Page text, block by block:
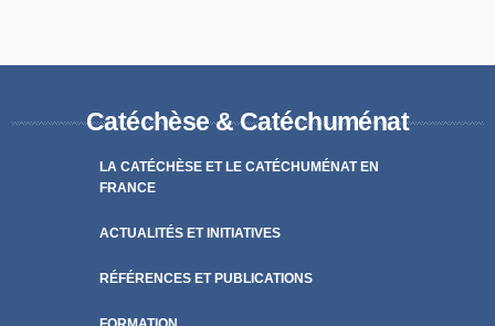
Catéchèse & Catéchuménat
LA CATÉCHÈSE ET LE CATÉCHUMÉNAT EN
FRANCE
ACTUALITÉS ET INITIATIVES
RÉFÉRENCES ET PUBLICATIONS